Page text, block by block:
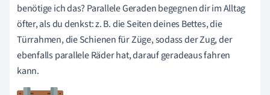
benötige ich das? Parallele Geraden begegnen dir im Alltag
öfter, als du denkst: z. B. die Seiten deines Bettes, die
Türrahmen, die Schienen für Züge, sodass der Zug, der
ebenfalls parallele Räder hat, darauf geradeaus fahren
kann.